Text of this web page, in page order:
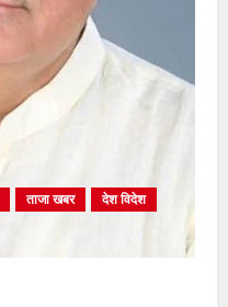
ताजा खबर
देश विदेश